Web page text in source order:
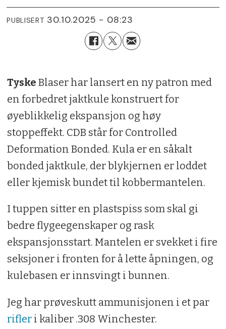
PUBLISERT 30.10.2025 - 08:23
Tyske Blaser har lansert en ny patron med
en forbedret jaktkule konstruert for
øyeblikkelig ekspansjon og høy
stoppeffekt. CDB står for Controlled
Deformation Bonded. Kula er en såkalt
bonded jaktkule, der blykjernen er loddet
eller kjemisk bundet til kobbermantelen.
I tuppen sitter en plastspiss som skal gi
bedre flygeegenskaper og rask
ekspansjonsstart. Mantelen er svekket i fire
seksjoner i fronten for å lette åpningen, og
kulebasen er innsvingt i bunnen.
Jeg har prøveskutt ammunisjonen i et par
rifleri kaliber .308 Winchester.